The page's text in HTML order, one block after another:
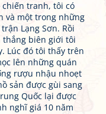
chiến tranh, tôi có
và một trong những
Lạng Sơn. Rồi
thắng biên giới tôi
Lúc đó tôi thấy trên
lên những quán
rượu nhậu nhoẹt
sản được gùi sang
Quốc lại được
nghĩ giá 10 năm